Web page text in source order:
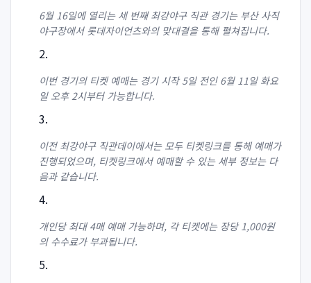
6월 16일에 열리는 세 번째 최강야구 직관 경기는 부산 사직
야구장에서 롯데자이언츠와의 맞대결을 통해 펼쳐집니다.
이번 경기의 티켓 예매는 경기 시작 5일 전인 6월 11일 화요
일 오후 2시부터 가능합니다.
이전 최강야구 직관데이에서는 모두 티켓링크를 통해 예매가
진행되었으며, 티켓링크에서 예매할 수 있는 세부 정보는 다
음과 같습니다.
개인당 최대 4매 예매 가능하며, 각 티켓에는 장당 1,000원
의 수수료가 부과됩니다.